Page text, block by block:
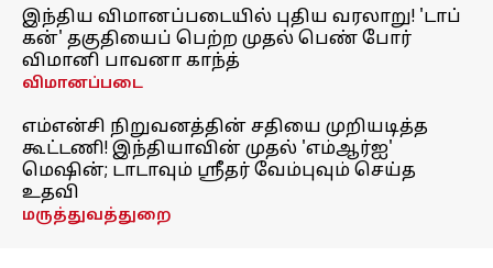
இந்திய விமானப்படையில் புதிய வரலாறு! 'டாப்
கன்' தகுதியைப் பெற்ற முதல் பெண் போர்
விமானி பாவனா காந்த்
விமானப்படை
எம்என்சி நிறுவனத்தின் சதியை முறியடித்த
கூட்டணி! இந்தியாவின் முதல் 'எம்ஆர்ஐ'
மெஷின்; டாடாவும் ஸ்ரீதர் வேம்புவும் செய்த
உதவி
மருத்துவத்துறை